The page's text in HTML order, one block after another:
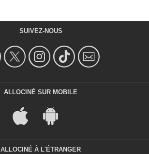
SUIVEZ-NOUS
ALLOCINÉ SUR MOBILE
ALLOCINÉ À L'ÉTRANGER